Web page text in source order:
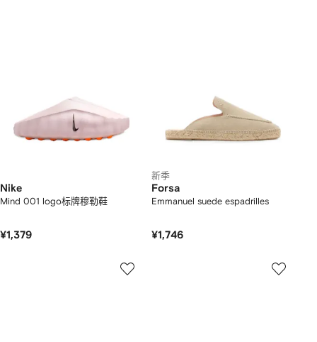
Nike
Mind 001 logo标牌穆勒鞋
¥1,379
新季
Forsa
Emmanuel suede espadrilles
¥1,746